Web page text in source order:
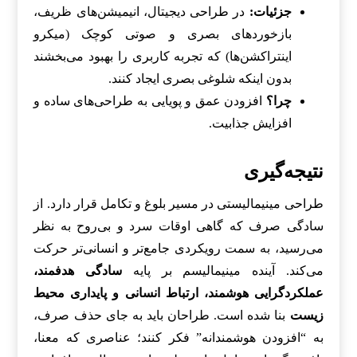
جزئیات: در طراحی دیجیتال، انیمیشن‌های ظریف،
بازخوردهای بصری و صوتی کوچک (میکرو
اینتراکشن‌ها) که تجربه کاربری را بهبود می‌بخشند
بدون اینکه شلوغی بصری ایجاد کنند.
چرا؟ افزودن عمق و پویایی به طراحی‌های ساده و
افزایش جذابیت.
نتیجه‌گیری
طراحی مینیمالیستی در مسیر بلوغ و تکامل قرار دارد. از
سادگی صرف که گاهی اوقات سرد و بی‌روح به نظر
می‌رسید، به سمت رویکردی جامع‌تر و انسانی‌تر حرکت
می‌کند. آینده مینیمالیسم بر پایه سادگی هدفمند،
عملکردگرایی هوشمند، ارتباط انسانی و پایداری محیط
زیست بنا شده است. طراحان باید به جای حذف صرف،
به “افزودن هوشمندانه” فکر کنند؛ عناصری که معنا،